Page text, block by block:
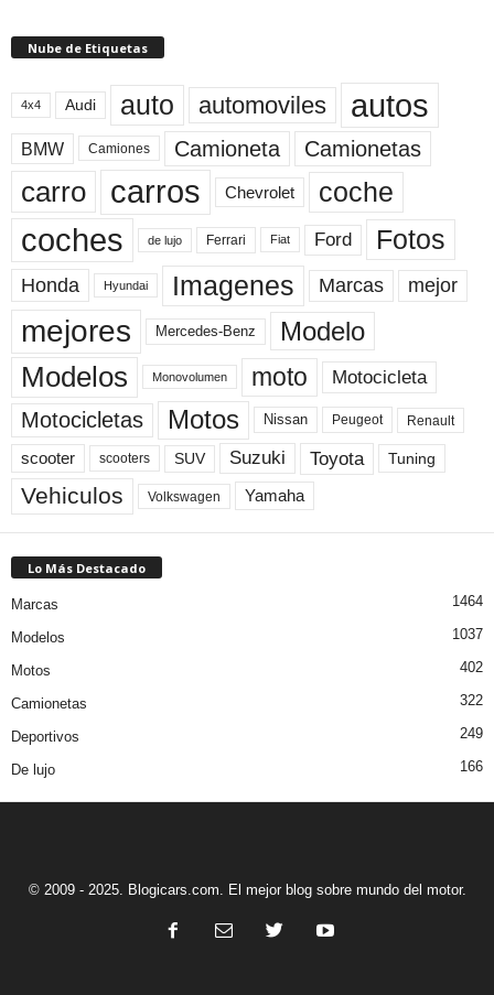
Nube de Etiquetas
4x4 Audi auto automoviles autos
BMW Camiones Camioneta Camionetas
carro carros Chevrolet coche
coches de lujo Ferrari Fiat Ford Fotos
Honda Hyundai Imagenes Marcas mejor
mejores Mercedes-Benz Modelo
Modelos Monovolumen moto Motocicleta
Motocicletas Motos Nissan Peugeot Renault
scooter scooters SUV Suzuki Toyota Tuning
Vehiculos Volkswagen Yamaha
Lo Más Destacado
Marcas 1464
Modelos 1037
Motos 402
Camionetas 322
Deportivos 249
De lujo 166
© 2009 - 2025. Blogicars.com. El mejor blog sobre mundo del motor.